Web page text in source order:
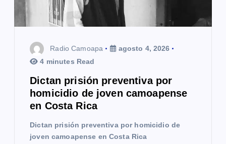
n
Radio Camoapa
agosto 4, 2026
4 minutes Read
Dictan prisión preventiva por
homicidio de joven camoapense
en Costa Rica
Dictan prisión preventiva por homicidio de
joven camoapense en Costa Rica